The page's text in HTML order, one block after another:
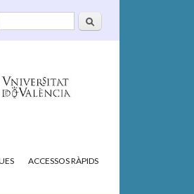
deCerca
ACCESSOS RÀPIDS